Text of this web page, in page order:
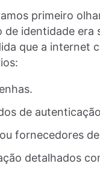
primeiro
identidade era
que a internet
de
fornecedores
detalhados